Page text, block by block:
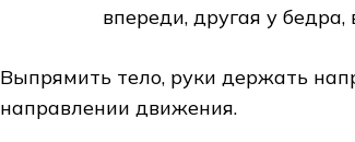
впереди, другая у бедра,
Выпрямить тело, руки держать
направлении движения.